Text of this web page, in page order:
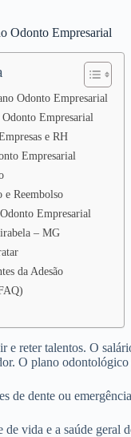
Odonto Empresarial
Odonto Empresarial
Empresarial
e RH
Empresarial
e Reembolso
Empresarial
– MG
da Adesão
e reter talentos. O
O plano
de dente ou
de vida e a saúde geral